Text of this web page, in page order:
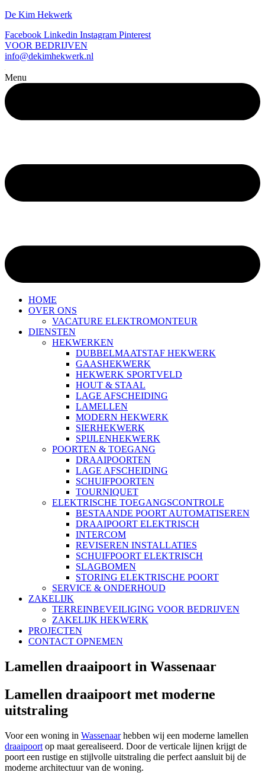
De Kim Hekwerk
Facebook Linkedin Instagram Pinterest
VOOR BEDRIJVEN
info@dekimhekwerk.nl
Menu
HOME
OVER ONS
VACATURE ELEKTROMONTEUR
DIENSTEN
HEKWERKEN
DUBBELMAATSTAF HEKWERK
GAASHEKWERK
HEKWERK SPORTVELD
HOUT & STAAL
LAGE AFSCHEIDING
LAMELLEN
MODERN HEKWERK
SIERHEKWERK
SPIJLENHEKWERK
POORTEN & TOEGANG
DRAAIPOORTEN
LAGE AFSCHEIDING
SCHUIFPOORTEN
TOURNIQUET
ELEKTRISCHE TOEGANGSCONTROLE
BESTAANDE POORT AUTOMATISEREN
DRAAIPOORT ELEKTRISCH
INTERCOM
REVISEREN INSTALLATIES
SCHUIFPOORT ELEKTRISCH
SLAGBOMEN
STORING ELEKTRISCHE POORT
SERVICE & ONDERHOUD
ZAKELIJK
TERREINBEVEILIGING VOOR BEDRIJVEN
ZAKELIJK HEKWERK
PROJECTEN
CONTACT OPNEMEN
Lamellen draaipoort in Wassenaar
Lamellen draaipoort met moderne
uitstraling
Voor een woning in Wassenaarhebben wij een moderne lamellen
draaipoort op maat gerealiseerd. Door de verticale lijnen krijgt de
poort een rustige en stijlvolle uitstraling die perfect aansluit bij de
moderne architectuur van de woning.